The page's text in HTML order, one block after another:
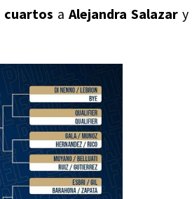
cuartos a Alejandra Salazar y